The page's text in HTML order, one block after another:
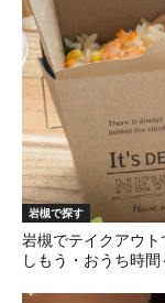
岩槻で探す
岩槻でテイクアウ
しもう・おうち時間